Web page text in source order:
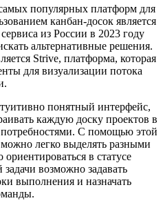
популярных платформ для
канбан-досок является
из России в 2023 году
альтернативные решения.
Strive, платформа, которая
для визуализации потока
понятный интерфейс,
каждую доску проектов в
С помощью этой
легко выделять разными
в статусе
возможно задавать
выполнения и назначать